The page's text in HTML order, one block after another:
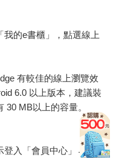
這些文字不只呈現出人
彈性的；人工流產有如
傳統，來配合我們的需
層面，開篇即是
親〉，其中有一個令人難
」。這部分呈現出未消
滅的黃銅熔爐：人工流產
年一名悲慘的波蘭女
入憂鬱。這裡也提到在講
Dorothy Parker在令人難忘
的許多文章也生動傳達出
的e書櫃」，點選線上
有較佳的線上瀏覽效
6.0 以上版本，建議裝
30 MB以上的容量。
登入「會員中心」→「我